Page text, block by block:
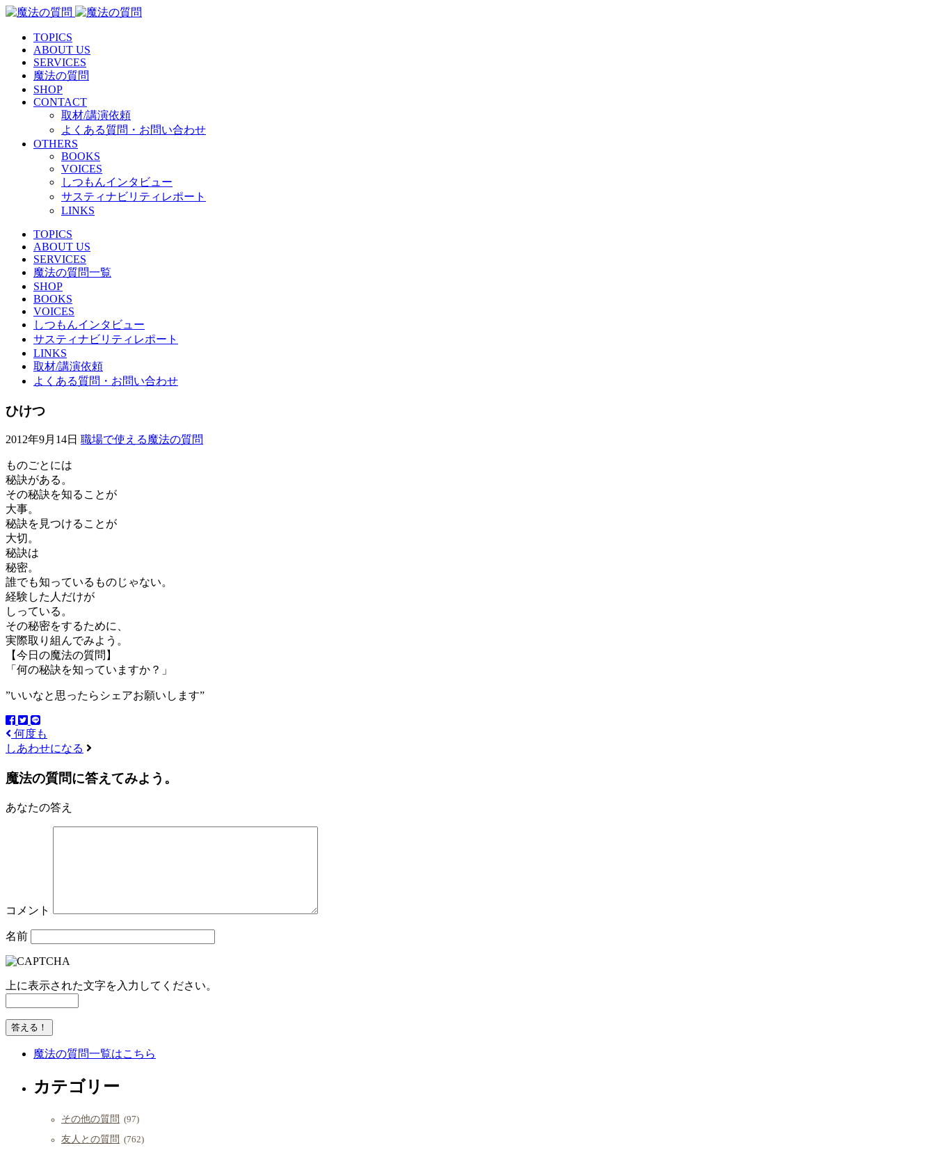
TOPICS
ABOUT US
SERVICES
魔法の質問
SHOP
CONTACT
取材/講演依頼
よくある質問・お問い合わせ
OTHERS
BOOKS
VOICES
しつもんインタビュー
サスティナビリティレポート
LINKS
TOPICS
ABOUT US
SERVICES
魔法の質問一覧
SHOP
BOOKS
VOICES
しつもんインタビュー
サスティナビリティレポート
LINKS
取材/講演依頼
よくある質問・お問い合わせ
ひけつ
2012年9月14日 職場で使える魔法の質問
ものごとには
秘訣がある。
その秘訣を知ることが
大事。
秘訣を見つけることが
大切。
秘訣は
秘密。
誰でも知っているものじゃない。
経験した人だけが
しっている。
その秘密をするために、
実際取り組んでみよう。
【今日の魔法の質問】
「何の秘訣を知っていますか？」
”いいなと思ったらシェアお願いします”
何度も
しあわせになる
魔法の質問に答えてみよう。
あなたの答え
コメント
名前
上に表示された文字を入力してください。
魔法の質問一覧はこちら
カテゴリー
その他の質問 (97)
友人との質問 (762)